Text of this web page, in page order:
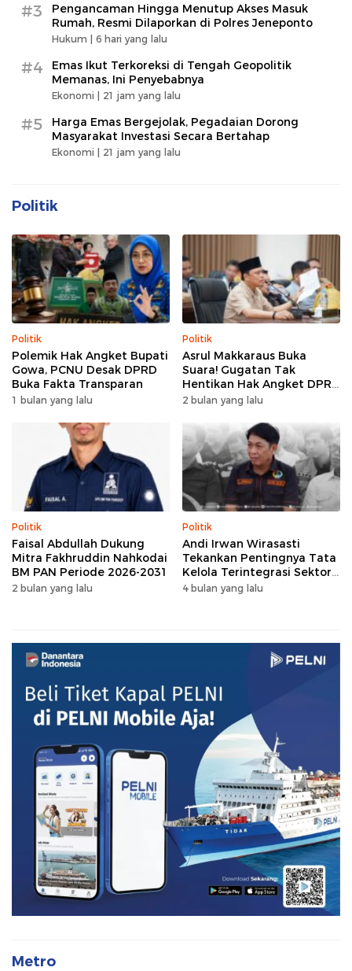
#3
Pengancaman Hingga Menutup Akses Masuk
Rumah, Resmi Dilaporkan di Polres Jeneponto
Hukum | 6 hari yang lalu
#4
Emas Ikut Terkoreksi di Tengah Geopolitik
Memanas, Ini Penyebabnya
Ekonomi | 21 jam yang lalu
#5
Harga Emas Bergejolak, Pegadaian Dorong
Masyarakat Investasi Secara Bertahap
Ekonomi | 21 jam yang lalu
Politik
Politik
Polemik Hak Angket Bupati
Gowa, PCNU Desak DPRD
Buka Fakta Transparan
1 bulan yang lalu
Politik
Asrul Makkaraus Buka
Suara! Gugatan Tak
Hentikan Hak Angket DPRD
Gowa
2 bulan yang lalu
Politik
Faisal Abdullah Dukung
Mitra Fakhruddin Nahkodai
BM PAN Periode 2026-2031
2 bulan yang lalu
Politik
Andi Irwan Wirasasti
Tekankan Pentingnya Tata
Kelola Terintegrasi Sektor
Peternakan Sulsel
4 bulan yang lalu
Metro